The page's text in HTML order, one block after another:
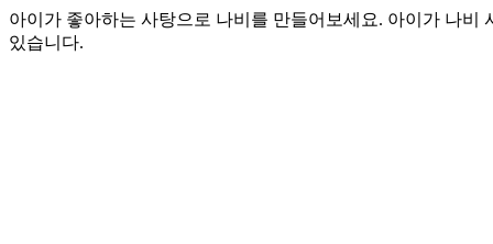
아이가 좋아하는 사탕으로 나비를 만들어보세요. 아이가 나
있습니다.